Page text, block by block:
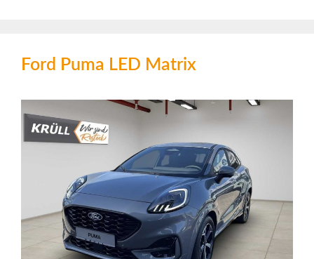
Ford Puma LED Matrix